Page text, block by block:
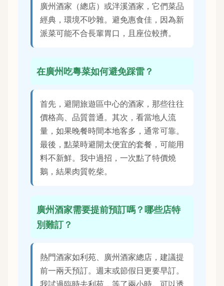
廣州酒家（總店）或泮溪酒家，它們菜品
經典，環境不吵雜。避免惠食佳，因為新
派菜可能不合長輩胃口，且座位較擠。
在廣州吃粵菜如何避免踩雷？
首先，避開旅遊區中心的酒家，那些往往
價格高、品質普通。其次，看當地人流
量，如果晚餐時間本地客多，通常可靠。
最後，點菜時避開太便宜的套餐，可能用
料不新鮮。我中過招，一次點了特價燒
鵝，結果肉質乾柴。
廣州酒家需要提前預訂嗎？哪些店特
別難訂？
熱門酒家如利苑、廣州酒家總店，建議提
前一兩天預訂。週末或節假日更要早訂。